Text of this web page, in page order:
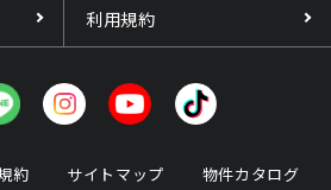
利用規約
約 サイトマップ 物件カタログ